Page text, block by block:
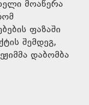
მოაწერა
ფაზაში
შემდეგ,
დაბომბა